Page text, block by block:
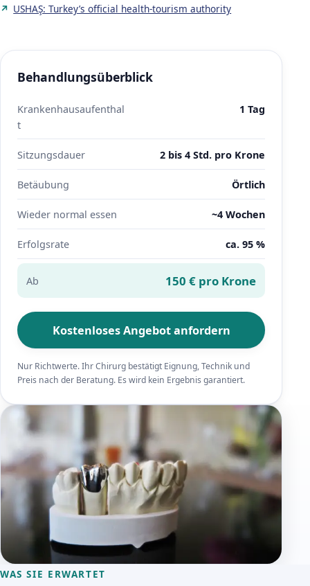
USHAŞ: Turkey’s official health-tourism authority
Behandlungsüberblick
Krankenhausaufenthal
t
1 Tag
Sitzungsdauer 2 bis 4 Std. pro Krone
Betäubung Örtlich
Wieder normal essen ~4 Wochen
Erfolgsrate ca. 95 %
Ab 150 € pro Krone
Kostenloses Angebot anfordern
Nur Richtwerte. Ihr Chirurg bestätigt Eignung, Technik und
Preis nach der Beratung. Es wird kein Ergebnis garantiert.
WAS SIE ERWARTET